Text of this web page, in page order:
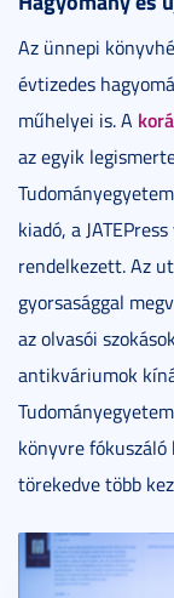
Az ünnepi
évtizedes
műhelyei is. A
az egyik
kiadó, a
rendelkezett. Az
gyorsasággal
az olvasói
antikváriumok
könyvre
törekedve több